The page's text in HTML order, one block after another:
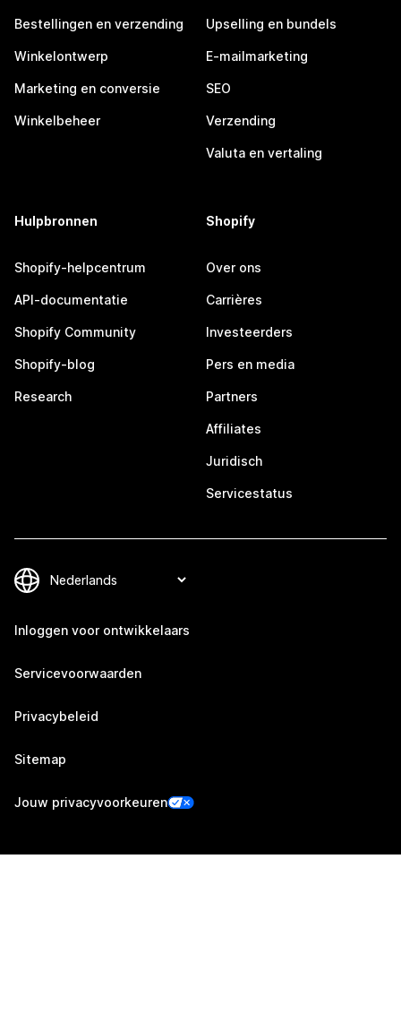
Bestellingen en verzending
Winkelontwerp
Marketing en conversie
Winkelbeheer
Upselling en bundels
E-mailmarketing
SEO
Verzending
Valuta en vertaling
Hulpbronnen
Shopify-helpcentrum
API-documentatie
Shopify Community
Shopify-blog
Research
Shopify
Over ons
Carrières
Investeerders
Pers en media
Partners
Affiliates
Juridisch
Servicestatus
Inloggen voor ontwikkelaars
Servicevoorwaarden
Privacybeleid
Sitemap
Jouw privacyvoorkeuren